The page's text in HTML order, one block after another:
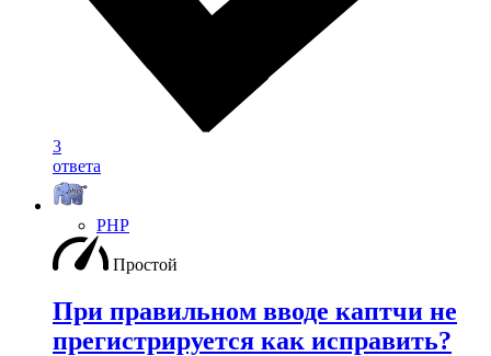
3
ответа
PHP
Простой
При правильном вводе каптчи не
прегистрируется как исправить?